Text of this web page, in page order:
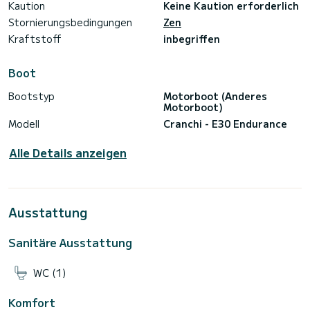
Kaution
Keine Kaution erforderlich
Stornierungsbedingungen
Zen
Kraftstoff
inbegriffen
Boot
Bootstyp
Motorboot (Anderes
Motorboot)
Modell
Cranchi - E30 Endurance
Alle Details anzeigen
Ausstattung
Sanitäre Ausstattung
WC (1)
Komfort